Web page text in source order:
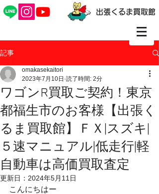
出張くるま買取館
記事
ワゴンR買取ご契約！東京
都福生市のお客様【出張く
るま買取館】ＦＸ|スズキ|
５速マニュアル|低走行|軽
自動車は高価買取査定
omakasekaitori
2023年7月10日 読了時間: 2分
更新日： 2024年5月11日
こんにちはー